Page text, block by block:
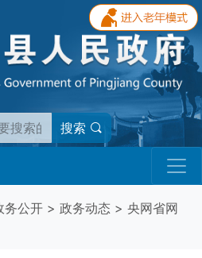
搜索
务公开 > 政务动态 > 央网省网